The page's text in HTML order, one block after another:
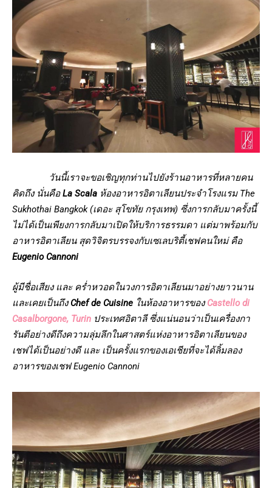
วันนี้เราจะขอเชิญทุกท่านไปยังร้านอาหารที่หลายคน
คิดถึง นั่นคือLa Scala ห้องอาหารอิตาเลียนประจำโรงแรม The
Sukhothai Bangkok (เดอะ สุโขทัย กรุงเทพ) ซึ่งการกลับมาครั้งนี้
ไม่ได้เป็นเพียงการกลับมาเปิดให้บริการธรรมดา แต่มาพร้อมกับ
อาหารอิตาเลียน สุดวิจิตรบรรจงกับเซเลบริตี้เชฟคนใหม่ คือ
Eugenio Cannoni
ผู้มีชื่อเสียง และ คร่ำหวอดในวงการอิตาเลียนมาอย่างยาวนาน
และเคยเป็นถึงChef de Cuisine ในห้องอาหารของCastello di
Casalborgone, Turin ประเทศอิตาลี ซึ่งแน่นอนว่าเป็นเครื่องกา
รันตีอย่างดีถึงความลุ่มลึกในศาสตร์แห่งอาหารอิตาเลียนของ
เชฟได้เป็นอย่างดี และ เป็นครั้งแรกของเอเชียที่จะได้ลิ้มลอง
อาหารของเชฟ Eugenio Cannoni